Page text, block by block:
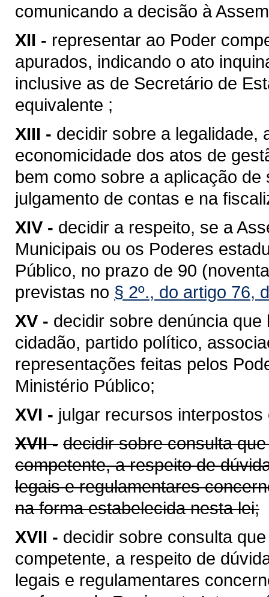
comunicando a decisão à
XII - representar ao Poder
apurados, indicando o ato
inclusive as de Secretário de
equivalente ;
XIII - decidir sobre a legalidade,
economicidade dos atos de
bem como sobre a aplicação
julgamento de contas e na
XIV - decidir a respeito, se a
Municipais ou os Poderes
Público, no prazo de 90
previstas no § 2º., do artigo 76,
XV - decidir sobre denúncia
cidadão, partido político,
representações feitas pelos
Ministério Público;
XVI - julgar recursos
XVII - decidir sobre consulta
competente, a respeito de
legais e regulamentares
na forma estabelecida nesta lei;
XVII - decidir sobre consulta
competente, a respeito de
legais e regulamentares